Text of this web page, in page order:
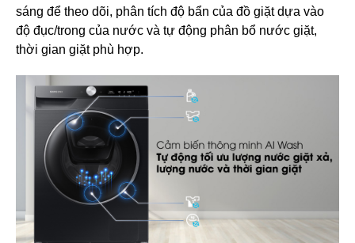
sáng để theo dõi, phân tích độ bẩn của đồ giặt dựa vào
độ đục/trong của nước và tự động phân bổ nước giặt,
thời gian giặt phù hợp.